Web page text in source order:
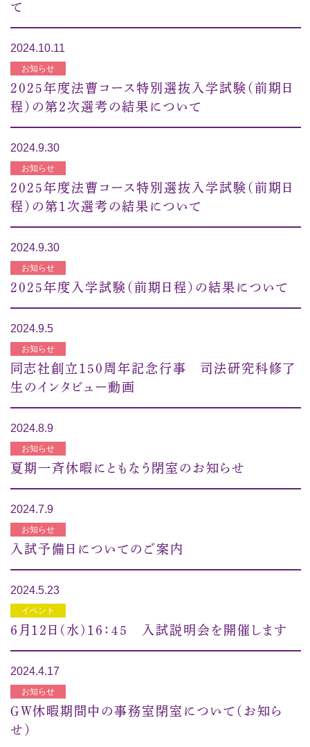
て
2024.10.11
お知らせ
2025年度法曹コース特別選抜入学試験（前期日
程）の第２次選考の結果について
2024.9.30
お知らせ
2025年度法曹コース特別選抜入学試験（前期日
程）の第１次選考の結果について
2024.9.30
お知らせ
2025年度入学試験（前期日程）の結果について
2024.9.5
お知らせ
同志社創立150周年記念行事 司法研究科修了
生のインタビュー動画
2024.8.9
お知らせ
夏期一斉休暇にともなう閉室のお知らせ
2024.7.9
お知らせ
入試予備日についてのご案内
2024.5.23
イベント
６月１２日(水)１６：４５ 入試説明会を開催します
2024.4.17
お知らせ
ＧＷ休暇期間中の事務室閉室について（お知ら
せ）